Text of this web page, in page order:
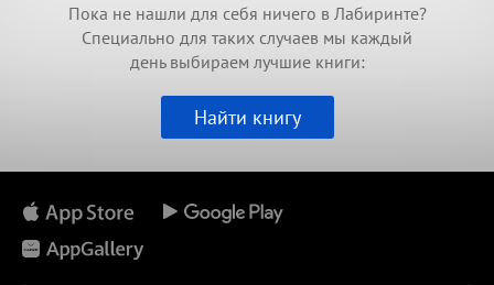
Пока не нашли для себя ничего в Лабиринте?
Специально для таких случаев мы каждый
день выбираем лучшие книги:
Найти книгу